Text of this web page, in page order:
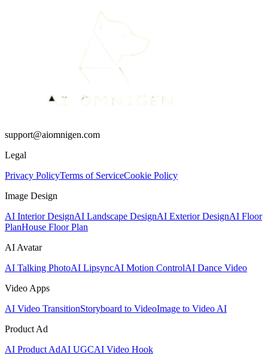
support@aiomnigen.com
Legal
Privacy PolicyTerms of ServiceCookie Policy
Image Design
AI Interior DesignAI Landscape DesignAI Exterior DesignAI Floor
PlanHouse Floor Plan
AI Avatar
AI Talking PhotoAI LipsyncAI Motion ControlAI Dance Video
Video Apps
AI Video TransitionStoryboard to VideoImage to Video AI
Product Ad
AI Product AdAI UGCAI Video Hook